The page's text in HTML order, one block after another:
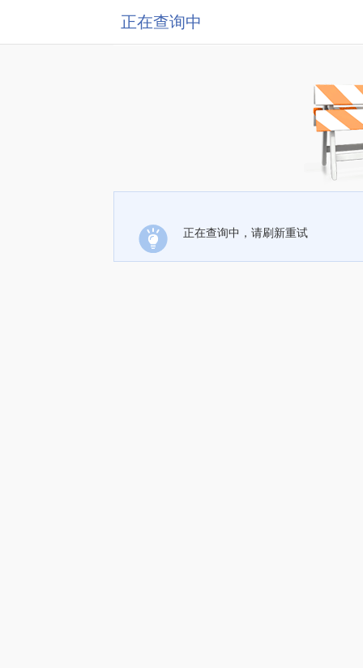
正在查询中
正在查询中，请刷新重试